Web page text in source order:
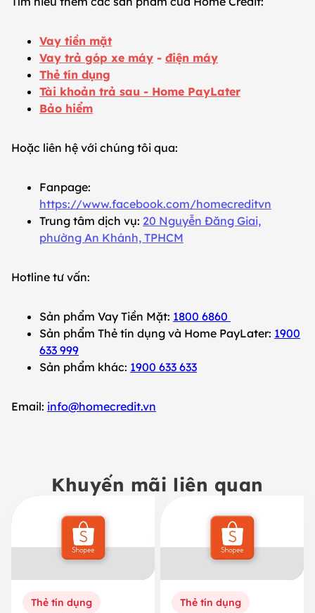
Vay tiền mặt
Vay trả góp xe máy - điện máy
Thẻ tín dụng
Tài khoản trả sau - Home PayLater
Bảo hiểm
Hoặc liên hệ với chúng tôi qua:
Fanpage:
https://www.facebook.com/homecreditvn
Trung tâm dịch vụ: 20 Nguyễn Đăng Giai,
phường An Khánh, TPHCM
Hotline tư vấn:
Sản phẩm Vay Tiền Mặt: 1800 6860
Sản phẩm Thẻ tín dụng và Home PayLater: 1900
633 999
Sản phẩm khác: 1900 633 633
Email: info@homecredit.vn
Khuyến mãi liên quan
Thẻ tín dụng Thẻ tín dụng